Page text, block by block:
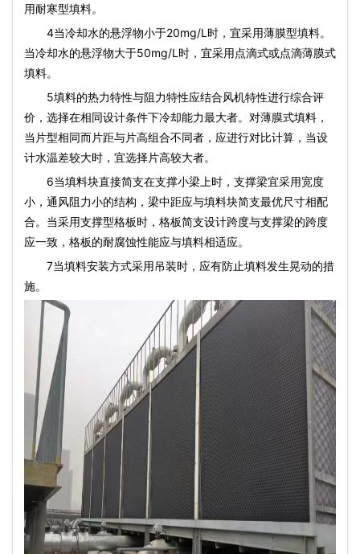
用耐寒型填料。
4当冷却水的悬浮物小于20mg/L时，宜采用薄膜型填料。
当冷却水的悬浮物大于50mg/L时，宜采用点滴式或点滴薄膜式
填料。
5填料的热力特性与阻力特性应结合风机特性进行综合评
价，选择在相同设计条件下冷却能力最大者。对薄膜式填料，
当片型相同而片距与片高组合不同者，应进行对比计算，当设
计水温差较大时，宜选择片高较大者。
6当填料块直接简支在支撑小梁上时，支撑梁宜采用宽度
小，通风阻力小的结构，梁中距应与填料块简支最优尺寸相配
合。当采用支撑型格板时，格板简支设计跨度与支撑梁的跨度
应一致，格板的耐腐蚀性能应与填料相适应。
7当填料安装方式采用吊装时，应有防止填料发生晃动的措
施。